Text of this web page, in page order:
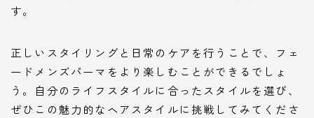
す。
正しいスタイリングと日常のケアを行うことで、フェ
ードメンズパーマをより楽しむことができるでしょ
う。自分のライフスタイルに合ったスタイルを選び、
ぜひこの魅力的なヘアスタイルに挑戦してみてくださ